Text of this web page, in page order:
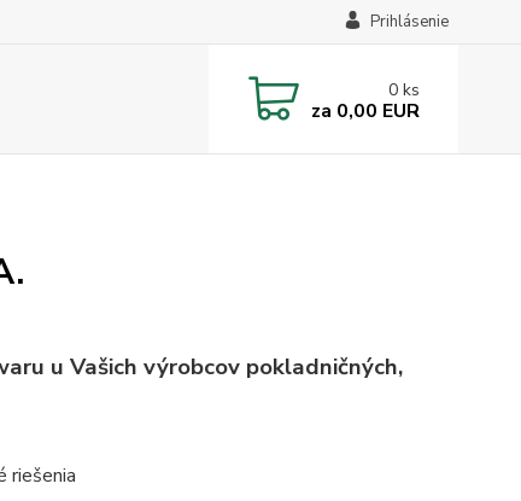
Prihlásenie
0 ks
za 0,00 EUR
u Vašich výrobcov pokladničných,
riešenia